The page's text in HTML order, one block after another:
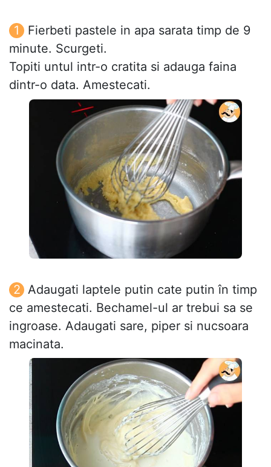
Fierbeti pastele in apa sarata timp de 9
minute. Scurgeti.
Topiti untul intr-o cratita si adauga faina
dintr-o data. Amestecati.
Adaugati laptele putin cate putin în timp
ce amestecati. Bechamel-ul ar trebui sa se
ingroase. Adaugati sare, piper si nucsoara
macinata.